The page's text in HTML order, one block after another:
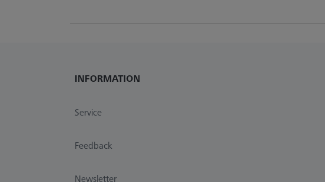
INFORMATION
Service
Feedback
Newsletter